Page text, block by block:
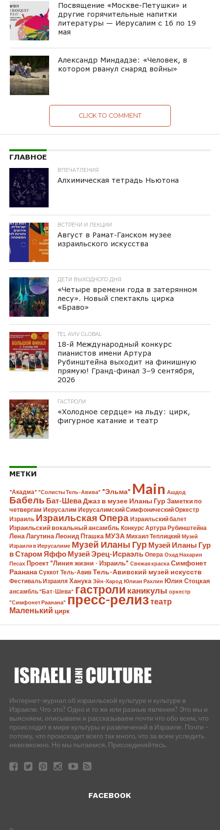
Посвящение «Москве-Петушки» и
другие горячительные напитки
литературы — Иерусалим с 16 по 19
мая
Александр Миндадзе: «Человек, в
котором рванул снаряд войны»
CLICK TO COMMENT
ГЛАВНОЕ
ВПЕЧАТЛЕНИЯ
Алхимическая тетрадь Ньютона
ВСТРЕЧИ И ЛЕКЦИИ
Август в Рамат-Ганском музее
израильского искусства
ДЕТИ ВЫХОДНОГО ДНЯ
«Четыре времени года в затерянном
лесу». Новый спектакль цирка
«Браво»
TEL AVIV GLOBAL
18-й Международный конкурс
пианистов имени Артура
Рубинштейна выходит на финишную
прямую! Гранд-финал 3–9 сентября,
2026
ГАСТРОЛИ
«Холодное сердце» на льду: цирк,
фигурное катание и театр
МЕТКИ
"Акадма" "Солисты Тель-Авива" "Эльма" Main Ашдод
Бабель Бат-ШеваДжаз в музее Иланы Гур Заметки по
четвергам Иерусалим Иерусалимский Симфонический Оркестр
Израиль Израильская Опера Израильский балет
Израильский вокальный ансамбль Конкурс Артура Рубинштейна
Лена Лагутина Леонид Пташка МУЗА Михаил Теплицкий Музей
Израиля в Иерусалиме Музей Иланы Гур Музей Иланы Гур
в Старом Яффо Музей Эрец-Исраэль Опера Охад Нахарин
Песах Проект "Линия жизни - Израиль" Свежая краска Симфонет
Раанана Суккот Тель-Авив Тель-Авивский музей искусств
Фестиваль Израиля Ханука Эйн-Харод Юлиан Рахлин Юлия Стоцкая
ансамбль "Бат-Шева" гастроли каникулы оркестр
"Симфонет Раанана" пресс-релизтеатр
Маленький цирк
Интернет-журнал об израильской культуре и культуре в
Израиле. Что это? Одно и то же или разные явления? Это мы и
выясняем, описываем и рассказываем почти что обо всем, что
происходит в мире культуры и развлечений в Израиле. Почти -
потому, что происходит всего так много, что за всем уследить
невозможно. Но мы пытаемся. Присоединяйтесь.
FACEBOOK